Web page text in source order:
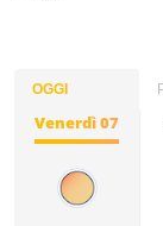
OGGI
Venerdì 07